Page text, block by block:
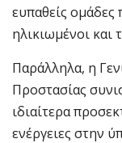
ευπαθείς
ηλικιωμένοι και
Παράλληλα, η
Προστασίας
ιδιαίτερα
ενέργειες στην